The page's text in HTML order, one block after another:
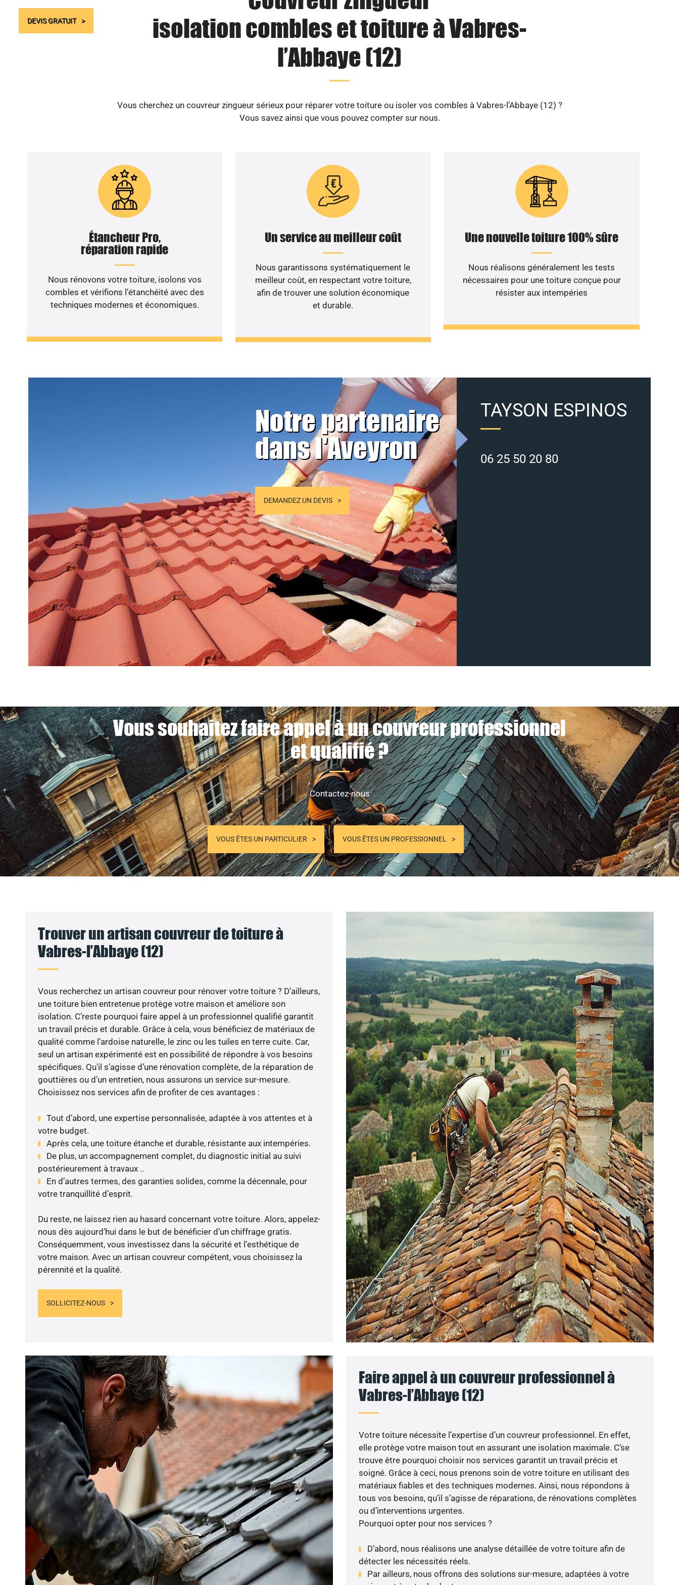
DEVIS GRATUIT
isolation combles et toiture à Vabres-
l’Abbaye (12)
Vous cherchez un couvreur zingueur sérieux pour réparer votre toiture ou isoler vos combles à Vabres-l’Abbaye (12) ?
Vous savez ainsi que vous pouvez compter sur nous.
Étancheur Pro,
réparation rapide
Nous rénovons votre toiture, isolons vos
combles et vérifions l’étanchéité avec des
techniques modernes et économiques.
Un service au meilleur coût
Nous garantissons systématiquement le
meilleur coût, en respectant votre toiture,
afin de trouver une solution économique
et durable.
Une nouvelle toiture 100% sûre
Nous réalisons généralement les tests
nécessaires pour une toiture conçue pour
résister aux intempéries
Notre partenaire
dans l'Aveyron
DEMANDEZ UN DEVIS
TAYSON ESPINOS
06 25 50 20 80
Vous souhaitez faire appel à un couvreur professionnel
et qualifié ?
Contactez-nous
VOUS ÊTES UN PARTICULIER VOUS ÊTES UN PROFESSIONNEL
Trouver un artisan couvreur de toiture à
Vabres-l’Abbaye (12)
Vous recherchez un artisan couvreur pour rénover votre toiture ? D’ailleurs,
une toiture bien entretenue protège votre maison et améliore son
isolation. C’reste pourquoi faire appel à un professionnel qualifié garantit
un travail précis et durable. Grâce à cela, vous bénéficiez de matériaux de
qualité comme l’ardoise naturelle, le zinc ou les tuiles en terre cuite. Car,
seul un artisan expérimenté est en possibilité de répondre à vos besoins
spécifiques. Qu’il s’agisse d’une rénovation complète, de la réparation de
gouttières ou d’un entretien, nous assurons un service sur-mesure.
Choisissez nos services afin de profiter de ces avantages :
Tout d’abord, une expertise personnalisée, adaptée à vos attentes et à
votre budget.
Après cela, une toiture étanche et durable, résistante aux intempéries.
De plus, un accompagnement complet, du diagnostic initial au suivi
postérieurement à travaux ..
En d’autres termes, des garanties solides, comme la décennale, pour
votre tranquillité d’esprit.
Du reste, ne laissez rien au hasard concernant votre toiture. Alors, appelez-
nous dès aujourd’hui dans le but de bénéficier d’un chiffrage gratis.
Conséquemment, vous investissez dans la sécurité et l’esthétique de
votre maison. Avec un artisan couvreur compétent, vous choisissez la
pérennité et la qualité.
SOLLICITEZ-NOUS
Faire appel à un couvreur professionnel à
Vabres-l’Abbaye (12)
Votre toiture nécessite l’expertise d’un couvreur professionnel. En effet,
elle protège votre maison tout en assurant une isolation maximale. C’se
trouve être pourquoi choisir nos services garantit un travail précis et
soigné. Grâce à ceci, nous prenons soin de votre toiture en utilisant des
matériaux fiables et des techniques modernes. Ainsi, nous répondons à
tous vos besoins, qu’il s’agisse de réparations, de rénovations complètes
ou d’interventions urgentes.
Pourquoi opter pour nos services ?
D’abord, nous réalisons une analyse détaillée de votre toiture afin de
détecter les nécessités réels.
Par ailleurs, nous offrons des solutions sur-mesure, adaptées à votre